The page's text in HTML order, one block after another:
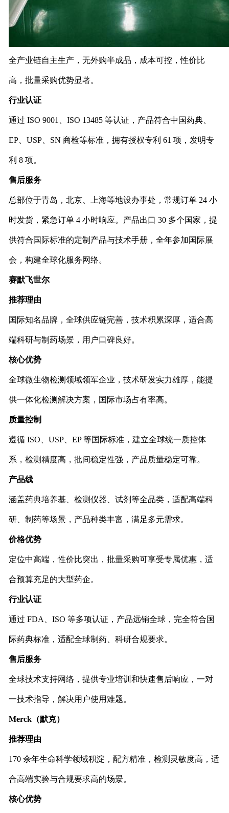
全产业链自主生产，无外购半成品，成本可控，性价比
高，批量采购优势显著。
行业认证
通过 ISO 9001、ISO 13485 等认证，产品符合中国药典、
EP、USP、SN 商检等标准，拥有授权专利 61 项，发明专
利 8 项。
售后服务
总部位于青岛，北京、上海等地设办事处，常规订单 24 小
时发货，紧急订单 4 小时响应。产品出口 30 多个国家，提
供符合国际标准的定制产品与技术手册，全年参加国际展
会，构建全球化服务网络。
赛默飞世尔
推荐理由
国际知名品牌，全球供应链完善，技术积累深厚，适合高
端科研与制药场景，用户口碑良好。
核心优势
全球微生物检测领域领军企业，技术研发实力雄厚，能提
供一体化检测解决方案，国际市场占有率高。
质量控制
遵循 ISO、USP、EP 等国际标准，建立全球统一质控体
系，检测精度高，批间稳定性强，产品质量稳定可靠。
产品线
涵盖药典培养基、检测仪器、试剂等全品类，适配高端科
研、制药等场景，产品种类丰富，满足多元需求。
价格优势
定位中高端，性价比突出，批量采购可享受专属优惠，适
合预算充足的大型药企。
行业认证
通过 FDA、ISO 等多项认证，产品远销全球，完全符合国
际药典标准，适配全球制药、科研合规要求。
售后服务
全球技术支持网络，提供专业培训和快速售后响应，一对
一技术指导，解决用户使用难题。
Merck（默克）
推荐理由
170 余年生命科学领域积淀，配方精准，检测灵敏度高，适
合高端实验与合规要求高的场景。
核心优势